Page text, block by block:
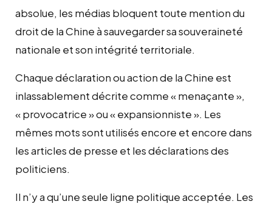
absolue, les médias bloquent toute mention du
droit de la Chine à sauvegarder sa souveraineté
nationale et son intégrité territoriale.
Chaque déclaration ou action de la Chine est
inlassablement décrite comme « menaçante »,
« provocatrice » ou « expansionniste ». Les
mêmes mots sont utilisés encore et encore dans
les articles de presse et les déclarations des
politiciens.
Il n’y a qu’une seule ligne politique acceptée. Les